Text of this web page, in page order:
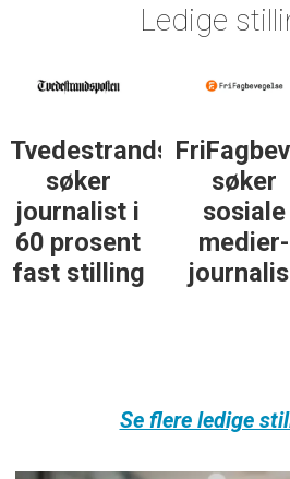
Ledige
Tvedestrandsposten
søker
journalist i
60 prosent
fast stilling
søker
sosiale
medier-
Se flere ledige